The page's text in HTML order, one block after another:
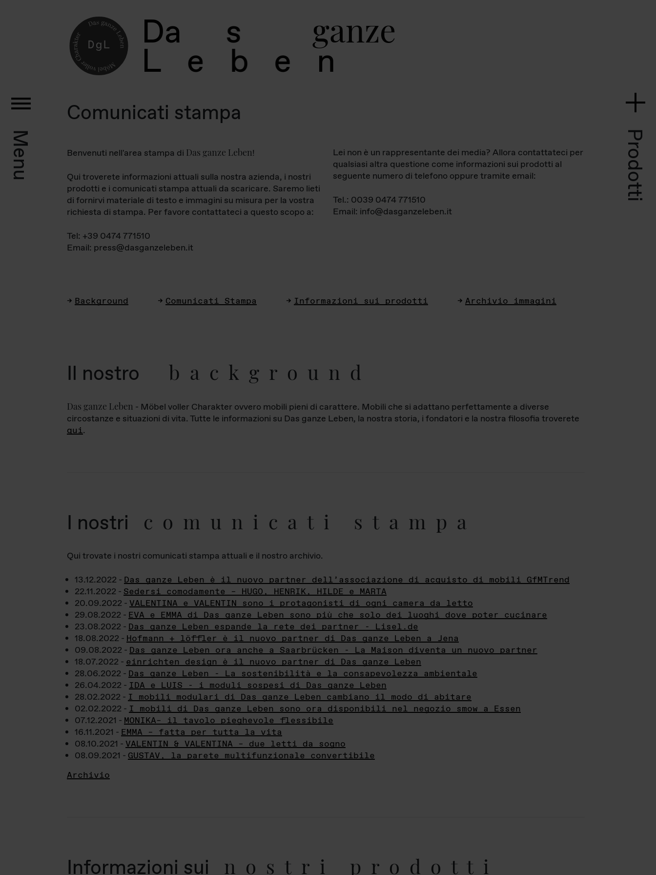
Da s ganz
L e b
Menu Prodotti
Comunicati stampa
Benvenuti nell'area stampa di Das ganze Leben!
Qui troverete informazioni attuali sulla nostra azienda, i nostri
prodotti e i comunicati stampa attuali da scaricare. Saremo lieti
di fornirvi materiale di testo e immagini su misura per la vostra
richiesta di stampa. Per favore contattateci a questo scopo a:
Tel: +39 0474 771510
Email: press@dasganzeleben.it
Lei non è un rappresentante dei media? Allora contattateci per
qualsiasi altra questione come informazioni sui prodotti al
seguente numero di telefono oppure tramite email:
Tel.: 0039 0474 771510
Email: info@dasganzeleben.it
Background Comunicati Stampa Informazioni sui prodotti Archivio immagini
Il nostro background
Das ganze Leben - Möbel voller Charakter ovvero mobili pieni di carattere. Mobili che si adattano perfettamente a diverse
circostanze e situazioni di vita. Tutte le informazioni su Das ganze Leben, la nostra storia, i fondatori e la nostra filosofia troverete
qui.
I nostri comunicati stampa
Qui trovate i nostri comunicati stampa attuali e il nostro archivio.
13.12.2022 - Das ganze Leben è il nuovo partner dell’associazione di acquisto di mobili GfMTrend
22.11.2022 - Sedersi comodamente – HUGO, HENRIK, HILDE e MARTA
20.09.2022 - VALENTINA e VALENTIN sono i protagonisti di ogni camera da letto
29.08.2022 - EVA e EMMA di Das ganze Leben sono più che solo dei luoghi dove poter cucinare
23.08.2022 - Das ganze Leben espande la rete dei partner - Lisel.de
18.08.2022 - Hofmann + löffler è il nuovo partner di Das ganze Leben a Jena
09.08.2022 - Das ganze Leben ora anche a Saarbrücken - La Maison diventa un nuovo partner
18.07.2022 - einrichten design è il nuovo partner di Das ganze Leben
28.06.2022 - Das ganze Leben - La sostenibilità e la consapevolezza ambientale
26.04.2022 - IDA e LUIS - i moduli sospesi di Das ganze Leben
28.02.2022 - I mobili modulari di Das ganze Leben cambiano il modo di abitare
02.02.2022 - I mobili di Das ganze Leben sono ora disponibili nel negozio smow a Essen
07.12.2021 - MONIKA– il tavolo pieghevole flessibile
16.11.2021 - EMMA – fatta per tutta la vita
08.10.2021 - VALENTIN & VALENTINA – due letti da sogno
08.09.2021 - GUSTAV, la parete multifunzionale convertibile
Archivio
Informazioni sui nostri prodotti